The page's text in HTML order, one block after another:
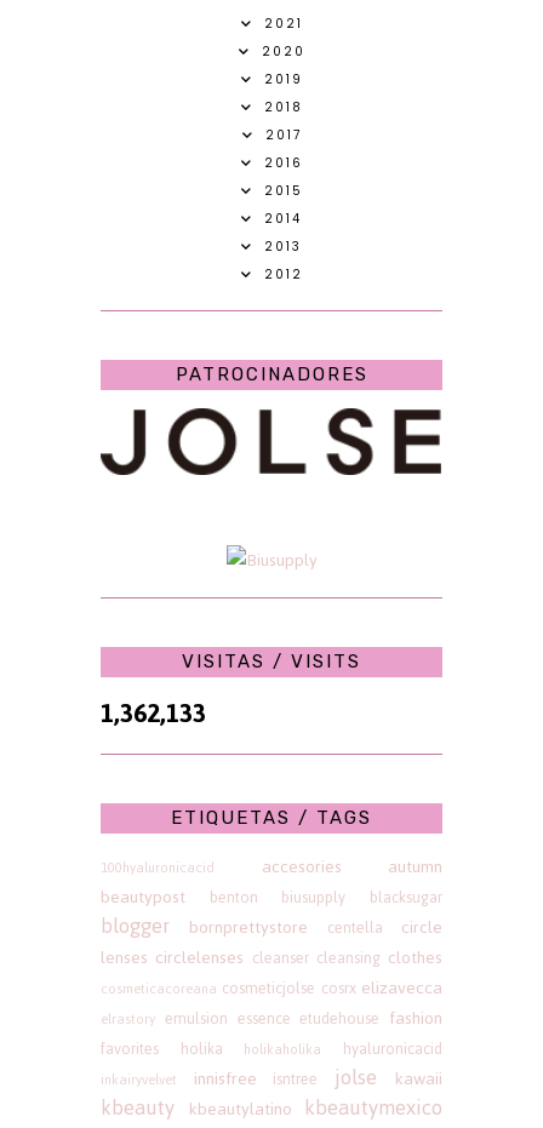
2021
2020
2019
2018
2017
2016
2015
2014
2013
2012
PATROCINADORES
VISITAS / VISITS
1,362,133
ETIQUETAS / TAGS
100hyaluronicacid accesories
autumn
beautypost
benton biusupply blacksugar
blogger bornprettystore centella
circle
lenses circlelenses cleanser cleansing clothes
cosmeticacoreana cosmeticjolse cosrx elizavecca
elrastory emulsion essence etudehouse fashion
favorites holika holikaholika hyaluronicacid
inkairyvelvet innisfree isntree jolse kawaii
kbeauty kbeautylatino kbeautymexico